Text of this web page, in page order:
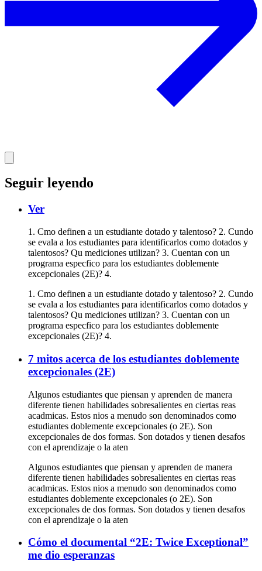
Seguir leyendo
Ver
1. Cmo definen a un estudiante dotado y talentoso? 2. Cundo
se evala a los estudiantes para identificarlos como dotados y
talentosos? Qu mediciones utilizan? 3. Cuentan con un
programa especfico para los estudiantes doblemente
excepcionales (2E)? 4.
1. Cmo definen a un estudiante dotado y talentoso? 2. Cundo
se evala a los estudiantes para identificarlos como dotados y
talentosos? Qu mediciones utilizan? 3. Cuentan con un
programa especfico para los estudiantes doblemente
excepcionales (2E)? 4.
7 mitos acerca de los estudiantes doblemente
excepcionales (2E)
Algunos estudiantes que piensan y aprenden de manera
diferente tienen habilidades sobresalientes en ciertas reas
acadmicas. Estos nios a menudo son denominados como
estudiantes doblemente excepcionales (o 2E). Son
excepcionales de dos formas. Son dotados y tienen desafos
con el aprendizaje o la aten
Algunos estudiantes que piensan y aprenden de manera
diferente tienen habilidades sobresalientes en ciertas reas
acadmicas. Estos nios a menudo son denominados como
estudiantes doblemente excepcionales (o 2E). Son
excepcionales de dos formas. Son dotados y tienen desafos
con el aprendizaje o la aten
Cómo el documental “2E: Twice Exceptional”
me dio esperanzas